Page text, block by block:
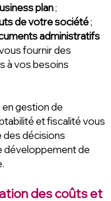
plan;
de votre société;
administratifs
fournir des
à vos besoins
gestion de
et fiscalité vous
des décisions
développement de
des coûts et